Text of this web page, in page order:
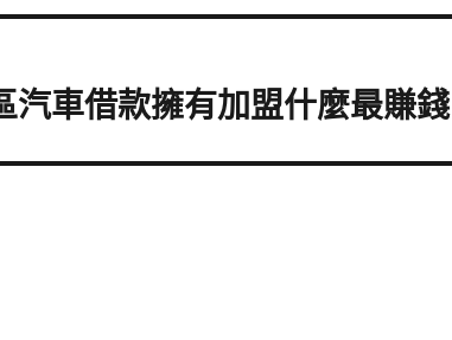
汽車借款擁有加盟什麼最賺錢